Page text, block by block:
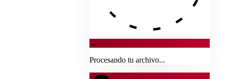
→
Procesando tu archivo...